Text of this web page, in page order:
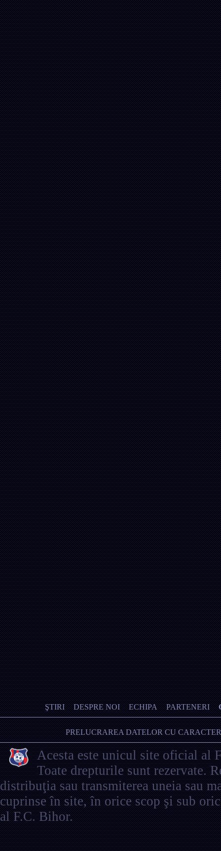
ŞTIRI DESPRE NOI ECHIPA PARTENERI
PRELUCRAREA DATELOR CU
Acesta este unicul site oficial al
Toate drepturile sunt rezervate.
distribuţia sau transmiterea uneia sau
cuprinse în site, în orice scop şi sub
al F.C. Bihor.